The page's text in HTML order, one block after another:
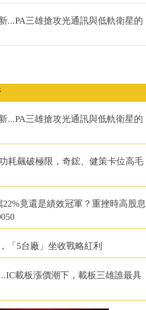
...PA三雄搶攻光通訊與低軌衛星的
...PA三雄搶攻光通訊與低軌衛星的
耗飆破極限，奇鋐、健策卡位高毛
竟還是績效冠軍？重挫時高股息
「5台廠」坐收戰略紅利
載板漲價潮下，載板三雄誰最具